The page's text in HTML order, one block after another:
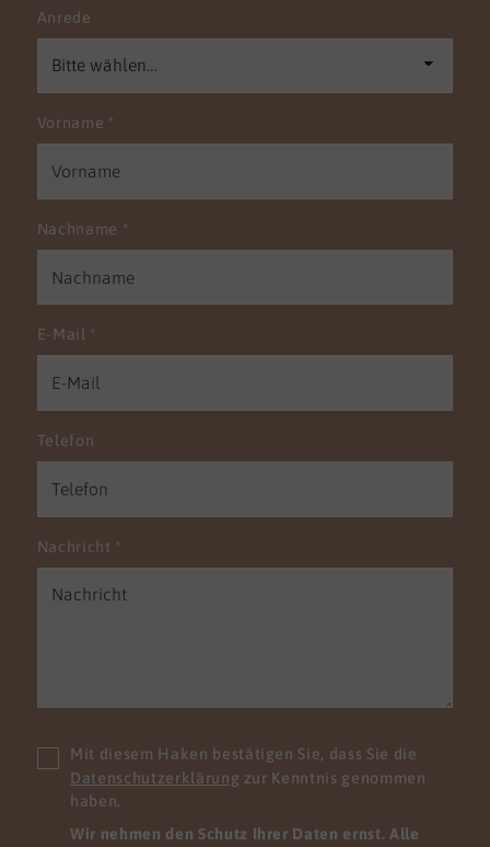
Anrede
Vorname *
Nachname *
E-Mail *
Telefon
Nachricht *
Mit diesem Haken bestätigen Sie, dass Sie die
Datenschutzerklärung zur Kenntnis genommen
haben.
Wir nehmen den Schutz Ihrer Daten ernst. Alle